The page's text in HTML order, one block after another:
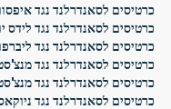
כרטיסים לסאנדרלנד נגד
כרטיסים לסאנדרלנד נגד לידס
כרטיסים לסאנדרלנד נגד
כרטיסים לסאנדרלנד נגד
כרטיסים לסאנדרלנד נגד
כרטיסים לסאנדרלנד נגד